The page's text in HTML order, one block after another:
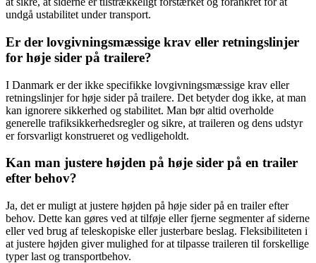
undgå ustabilitet under transport.
Er der lovgivningsmæssige krav eller retningslinjer
for høje sider på trailere?
I Danmark er der ikke specifikke lovgivningsmæssige krav eller
retningslinjer for høje sider på trailere. Det betyder dog ikke, at man
kan ignorere sikkerhed og stabilitet. Man bør altid overholde
generelle trafiksikkerhedsregler og sikre, at traileren og dens udstyr
er forsvarligt konstrueret og vedligeholdt.
Kan man justere højden på høje sider på en trailer
efter behov?
Ja, det er muligt at justere højden på høje sider på en trailer efter
behov. Dette kan gøres ved at tilføje eller fjerne segmenter af siderne
eller ved brug af teleskopiske eller justerbare beslag. Fleksibiliteten i
at justere højden giver mulighed for at tilpasse traileren til forskellige
typer last og transportbehov.